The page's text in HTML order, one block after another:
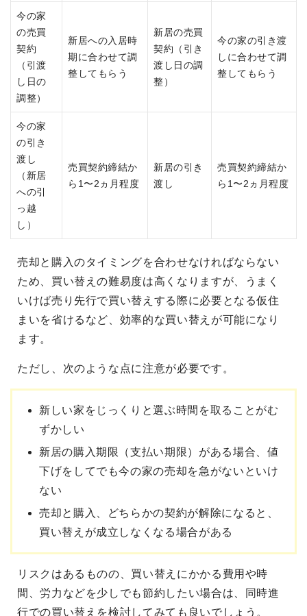
今の家
の売買
契約
（引渡
し日の
調整）
新居への入居時
期に合わせて調
整してもらう
新居の売買
契約（引き
渡し日の調
整）
今の家の引き渡
しに合わせて調
整してもらう
今の家
の引き
渡し
（新居
への引
っ越
し）
売買契約締結か
ら1〜2ヵ月程度
新居の引き
渡し
売買契約締結か
ら1〜2ヵ月程度
売却と購入のタイミングを合わせなければならない
ため、買い替えの難易度は高くなりますが、うまく
いけば売り先行で買い替えする際に必要となる仮住
まいを省けるなど、効率的な買い替えが可能になり
ます。
ただし、次のような点に注意が必要です。
新しい家をじっくりと選ぶ時間を取ることがむ
ずかしい
新居の購入期限（支払い期限）がある場合、値
下げをしてでも今の家の売却を急がないといけ
ない
売却と購入、どちらかの契約が解除になると、
買い替えが成立しなくなる場合がある
リスクはあるものの、買い替えにかかる費用や時
間、労力などを少しでも節約したい場合は、同時進
行での買い替えを検討してみても良いでしょう。